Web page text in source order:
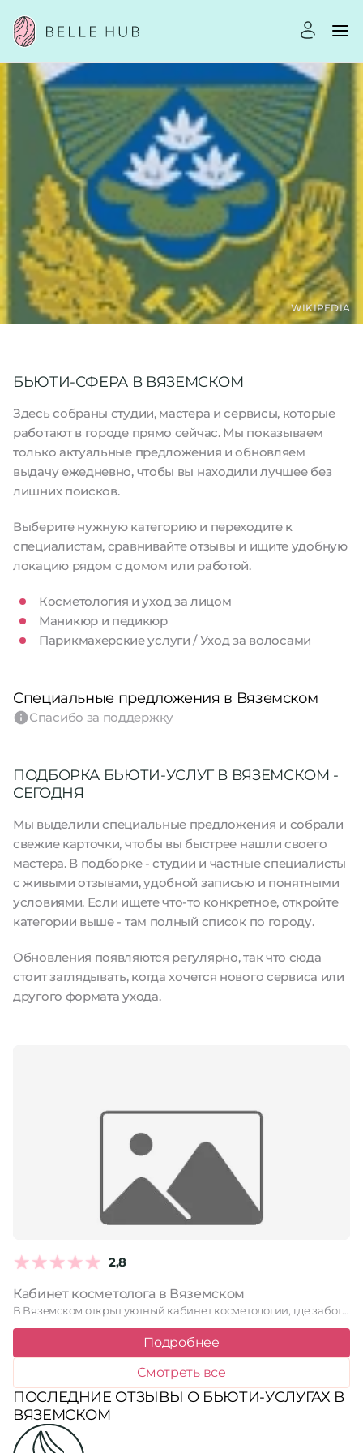
WIKIPEDIA
БЬЮТИ-СФЕРА В ВЯЗЕМСКОМ
Здесь собраны студии, мастера и сервисы, которые
работают в городе прямо сейчас. Мы показываем
только актуальные предложения и обновляем
выдачу ежедневно, чтобы вы находили лучшее без
лишних поисков.
Выберите нужную категорию и переходите к
специалистам, сравнивайте отзывы и ищите удобную
локацию рядом с домом или работой.
Косметология и уход за лицом
Маникюр и педикюр
Парикмахерские услуги / Уход за волосами
Специальные предложения в Вяземском
Спасибо за поддержку
ПОДБОРКА БЬЮТИ-УСЛУГ В ВЯЗЕМСКОМ -
СЕГОДНЯ
Мы выделили специальные предложения и собрали
свежие карточки, чтобы вы быстрее нашли своего
мастера. В подборке - студии и частные специалисты
с живыми отзывами, удобной записью и понятными
условиями. Если ищете что-то конкретное, откройте
категории выше - там полный список по городу.
Обновления появляются регулярно, так что сюда
стоит заглядывать, когда хочется нового сервиса или
другого формата ухода.
2,8
Кабинет косметолога в Вяземском
В Вяземском открыт уютный кабинет косметологии, где заботятся о красоте …
Подробнее
Смотреть все
ПОСЛЕДНИЕ ОТЗЫВЫ О БЬЮТИ-УСЛУГАХ В
ВЯЗЕМСКОМ